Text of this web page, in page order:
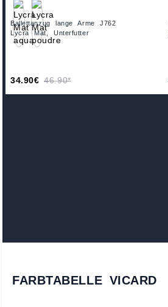
Ballettanzug lange Arme J762
Lycra Mat, Unterfutter
34.90€ 46.90*
FARBTABELLE VICARD